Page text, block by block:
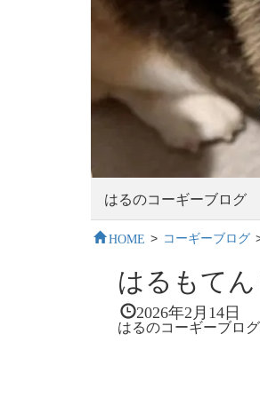
はるのコーギーブログ
HOME > コーギーブログ
はるもて
2026年2月14日
はるのコーギーブログ